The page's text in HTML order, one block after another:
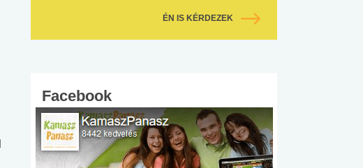
ÉN IS KÉRDEZEK
Facebook